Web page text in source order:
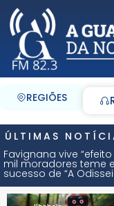
REGIÕES
ÚLTIMAS
Favignana vive
mil moradores teme
sucesso de “A